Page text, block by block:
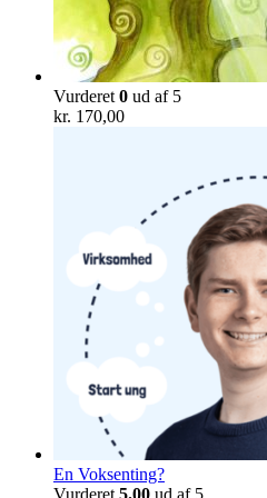
Vurderet 0 ud af 5
kr. 170,00
En Voksenting?
Vurderet 5.00 ud af 5